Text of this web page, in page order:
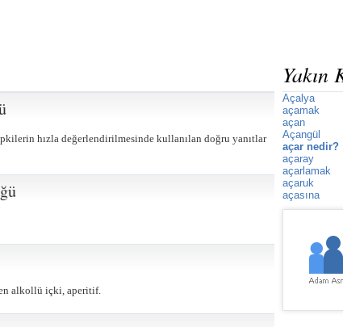
hızla değerlendirilmesinde kullanılan doğru yanıtlar
alkollü içki, aperitif.
Yakın
Açalya
açamak
açan
Açangül
açar nedir?
açaray
açarlamak
açaruk
açasına